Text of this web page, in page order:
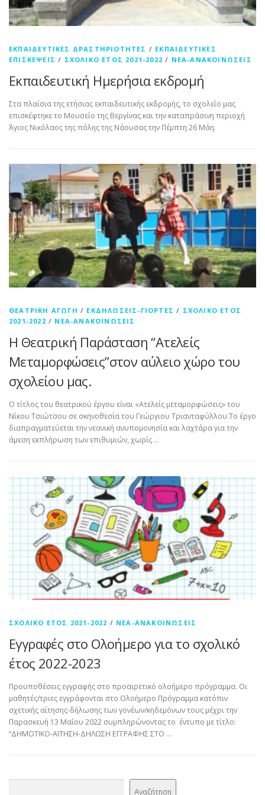
ΕΚΠΑΙΔΕΥΤΙΚΈΣ ΔΡΑΣΤΗΡΙΌΤΗΤΕΣ / ΕΚΠΑΙΔΕΥΤΙΚΈΣ
ΕΠΙΣΚΈΨΕΙΣ / ΣΧΟΛΙΚΌ ΈΤΟΣ 2021-2022 / ΝΈΑ-ΑΝΑΚΟΙΝΏΣΕΙΣ
Εκπαιδευτική Ημερήσια εκδρομή
Στα πλαίσια της ετήσιας εκπαιδευτικής εκδρομής, το σχολείο μας
επισκέφτηκε το Μουσείο της Βεργίνας και την καταπράσινη περιοχή
Άγιος Νικόλαος της πόλης της Νάουσας την Πέμπτη 26 Μάη.
ΘΕΑΤΡΙΚΉ ΑΓΩΓΉ / ΕΚΔΗΛΏΣΕΙΣ-ΓΙΟΡΤΈΣ / ΣΧΟΛΙΚΌ ΈΤΟΣ
2021-2022 / ΝΈΑ-ΑΝΑΚΟΙΝΏΣΕΙΣ
Η Θεατρική Παράσταση “Ατελείς
Μεταμορφώσεις”στον αύλειο χώρο του
σχολείου μας.
Ο τίτλος του θεατρικού έργου είναι «Ατελείς μεταμορφώσεις» του
Νίκου Τσιώτσου σε σκηνοθεσία του Γεώργιου Τριανταφύλλου.Το έργο
διαπραγματεύεται την νεανική ανυπομονησία και λαχτάρα για την
άμεση εκπλήρωση των επιθυμιών, χωρίς …
ΣΧΟΛΙΚΌ ΈΤΟΣ 2021-2022 / ΝΈΑ-ΑΝΑΚΟΙΝΏΣΕΙΣ
Εγγραφές στο Ολοήμερο για το σχολικό
έτος 2022-2023
Προϋποθέσεις εγγραφής στο προαιρετικό ολοήμερο πρόγραμμα. Οι
μαθητές/τριες εγγράφονται στο Ολοήμερο Πρόγραμμα κατόπιν
σχετικής αίτησης-δήλωσης των γονέων/κηδεμόνων τους μέχρι την
Παρασκευή 13 Μαΐου 2022 συμπληρώνοντας το έντυπο με τίτλο:
“ΔΗΜΟΤΙΚΟ-ΑΙΤΗΣΗ-ΔΗΛΩΣΗ ΕΓΓΡΑΦΗΣ ΣΤΟ …
Αναζήτηση